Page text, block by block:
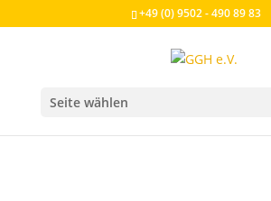
+49 (0) 9502 - 490 89 83
Seite wählen